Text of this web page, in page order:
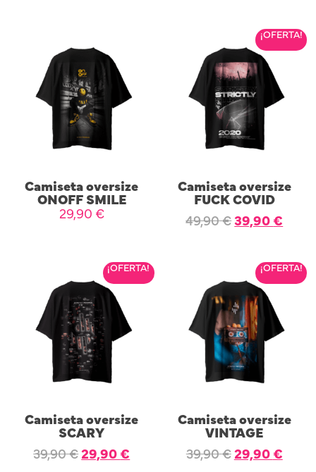
Camiseta oversize
ONOFF SMILE
29,90 €
¡OFERTA!
Camiseta oversize
FUCK COVID
49,90€39,90€
¡OFERTA!
Camiseta oversize
SCARY
39,90€29,90€
¡OFERTA!
Camiseta oversize
VINTAGE
39,90€29,90€